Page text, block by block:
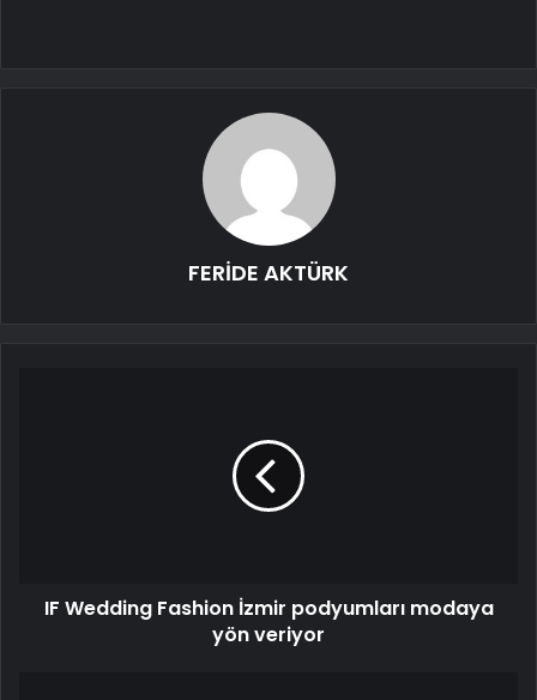
FERİDE AKTÜRK
IF Wedding Fashion İzmir podyumları modaya
yön veriyor